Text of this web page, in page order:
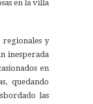
en la villa
regionales y
inesperada
en
quedando
las